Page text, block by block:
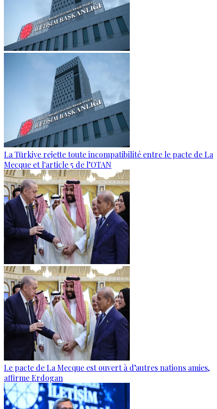
La Türkiye rejette toute incompatibilité entre le pacte de La
Mecque et l'article 5 de l’OTAN
Le pacte de La Mecque est ouvert à d’autres nations amies,
affirme Erdogan